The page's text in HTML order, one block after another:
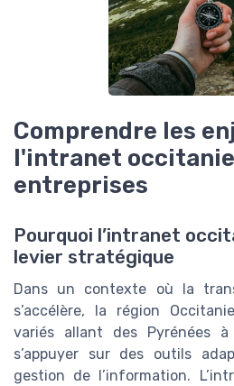
Comprendre les
l'intranet
entreprises
Pourquoi l’intranet
levier stratégique
Dans un contexte où la
s’accélère, la région
variés allant des Pyrénées
s’appuyer sur des outils
gestion de l’information.